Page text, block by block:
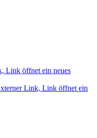
Link öffnet ein neues
Link, Link öffnet ein